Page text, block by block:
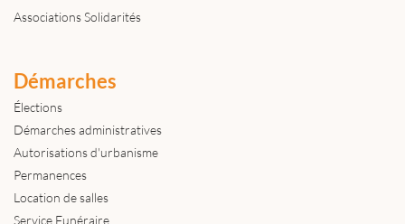
Associations Solidarités
Démarches
Élections
Démarches administratives
Autorisations d'urbanisme
Permanences
Location de salles
Service Funéraire